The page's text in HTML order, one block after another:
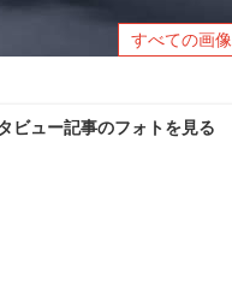
すべての画像
ビュー記事のフォトを見る